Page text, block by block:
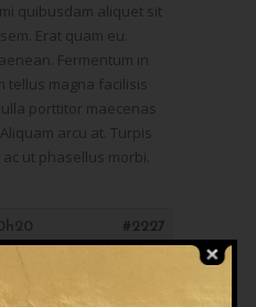
quibusdam aliquet sit
Erat quam eu.
Fermentum in
magna facilisis
porttitor maecenas
arcu at. Turpis
ut phasellus morbi.
#2227
clés